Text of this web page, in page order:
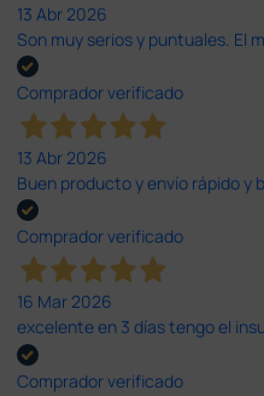
13 Abr 2026
Son muy serios y puntuales. El
Comprador verificado
13 Abr 2026
Buen producto y envío rápido y
Comprador verificado
16 Mar 2026
excelente en 3 días tengo el
Comprador verificado